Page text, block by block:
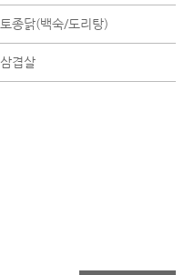
토종닭(백숙/도리탕)
삼겹살